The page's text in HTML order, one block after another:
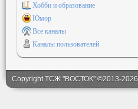
Хобби и образование
Юмор
Все каналы
Каналы пользователей
Copyright ТСЖ "ВОСТОК" ©2013-2026